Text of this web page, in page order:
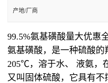
产地/厂商
99.5%氨基磺酸量大优惠
氨基磺酸，是一种硫酸的
205℃，溶于水、 液氨，
又叫固体硫酸，它具有